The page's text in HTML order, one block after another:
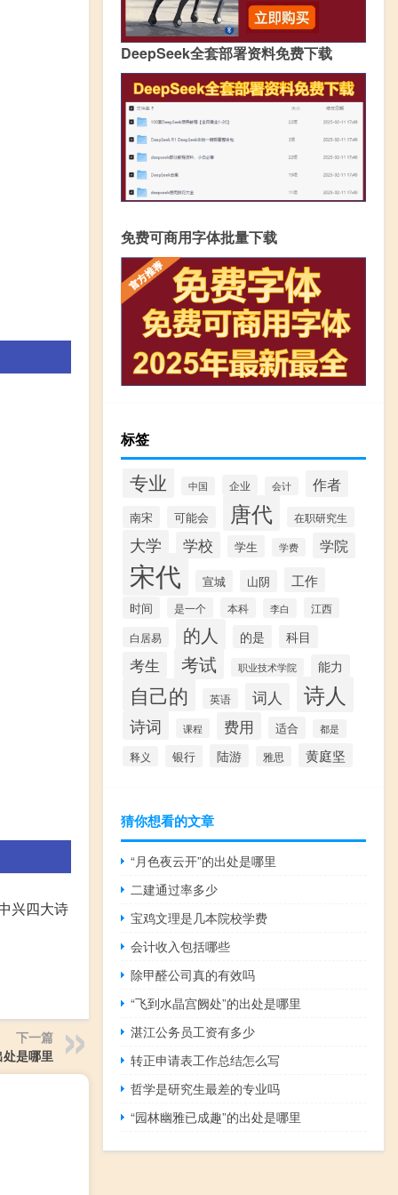
兴四大诗
下一篇
处是哪里
DeepSeek全套部署资料免费下载
免费可商用字体批量下载
标签
专业 中国 企业 会计 作者
南宋 可能会 唐代 在职研究生
大学 学校 学生 学费 学院
宋代 宣城 山阴 工作
时间 是一个 本科 李白
江西
白居易
的人 的是 科目
考生 考试 职业技术学院 能力
自己的 英语 词人 诗人
诗词 课程 费用 适合 都是
释义 银行 陆游 雅思 黄庭坚
猜你想看的文章
“月色夜云开”的出处是哪里
二建通过率多少
宝鸡文理是几本院校学费
会计收入包括哪些
除甲醛公司真的有效吗
“飞到水晶宫阙处”的出处是哪里
湛江公务员工资有多少
转正申请表工作总结怎么写
哲学是研究生最差的专业吗
“园林幽雅已成趣”的出处是哪里